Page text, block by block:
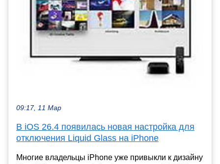
09:17, 11 Мар
В iOS 26.4 появилась новая настройка для
отключения Liquid Glass на iPhone
Многие владельцы iPhone уже привыкли к дизайну